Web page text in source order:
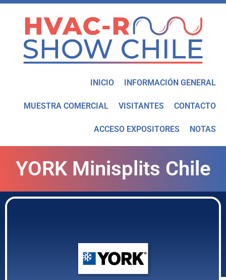
INICIO INFORMACIÓN GENERAL
MUESTRA COMERCIAL VISITANTES CONTACTO
ACCESO EXPOSITORES NOTAS
YORK Minisplits Chile